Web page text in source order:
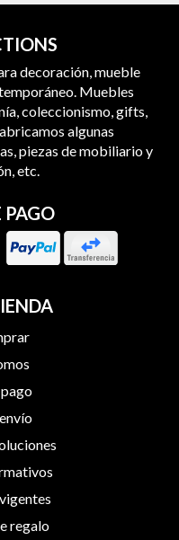
decoración, mueble
Muebles
coleccionismo, gifts,
algunas
piezas de mobiliario y
etc.
PAGO
regalo